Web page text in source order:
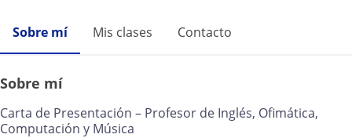
Sobre mí Mis clases Contacto
Sobre mí
Carta de Presentación – Profesor de Inglés, Ofimática,
Computación y Música